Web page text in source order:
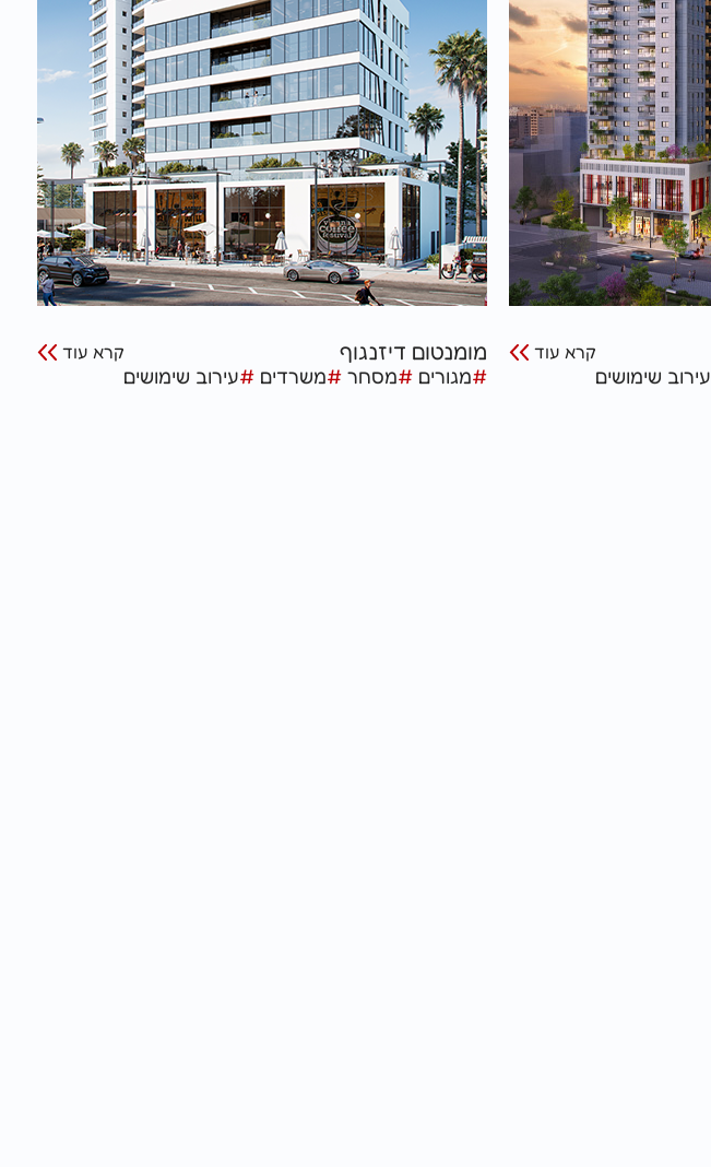
קרא עוד
עירוב שימושים
מומנטום דיזנגוף קרא עוד
#מגורים #מסחר #משרדים #עירוב שימושים